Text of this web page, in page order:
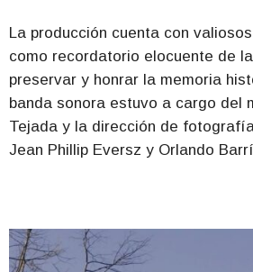
La producción cuenta con
como recordatorio elocuente de
preservar y honrar la memoria
banda sonora estuvo a cargo del
Tejada y la dirección de
Jean Phillip Eversz y Orlando